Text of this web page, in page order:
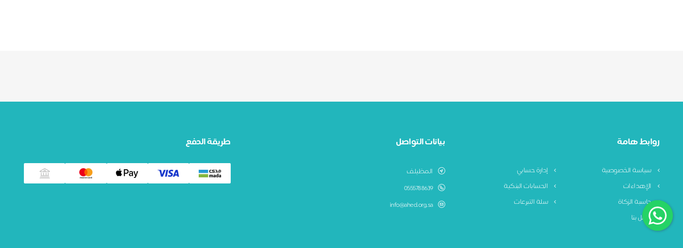
روابط هامة
سياسة الخصوصية
إدارة حسابي
الإهداءات
الحسابات البنكية
حاسبة الزكاة
سلة التبرعات
اتصل بنا
بيانات التواصل
المظيلف
0555788639
info@ahed.org.sa
طريقة الدفع